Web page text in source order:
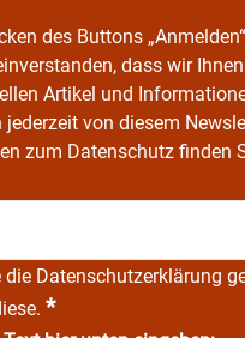
des Buttons
dass wir
Artikel und
jederzeit von diesem
zum Datenschutz finden
die Datenschutzerklärung
*